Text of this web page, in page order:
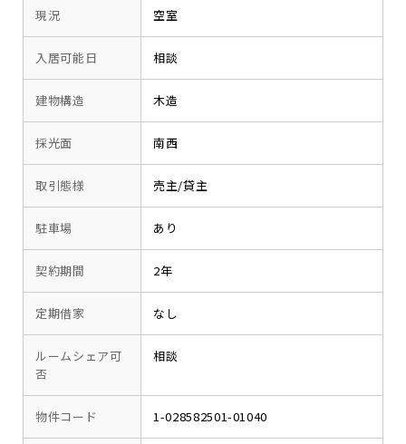
現況 空室
入居可能日 相談
建物構造 木造
採光面 南西
取引態様 売主/貸主
駐車場 あり
契約期間 2年
定期借家 なし
ルームシェア可
否
相談
物件コード 1-028582501-01040